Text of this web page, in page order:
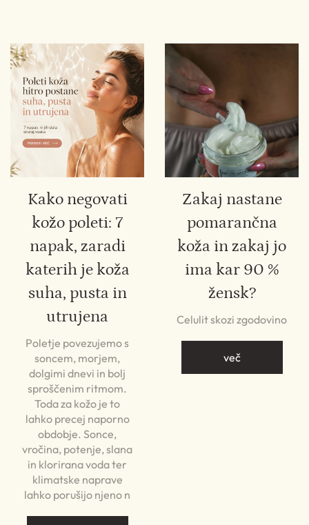
Kako negovati
kožo poleti: 7
napak, zaradi
katerih je koža
suha, pusta in
utrujena
Poletje povezujemo s
soncem, morjem,
dolgimi dnevi in bolj
sproščenim ritmom.
Toda za kožo je to
lahko precej naporno
obdobje. Sonce,
vročina, potenje, slana
in klorirana voda ter
klimatske naprave
lahko porušijo njeno n
Zakaj nastane
pomarančna
koža in zakaj jo
ima kar 90 %
žensk?
Celulit skozi zgodovino
več